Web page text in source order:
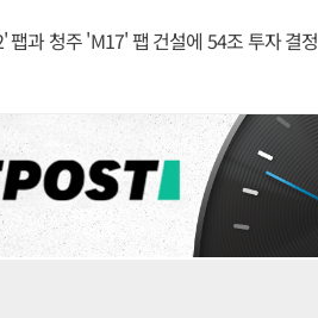
팹과 청주 'M17' 팹 건설에 54조 투자 결정